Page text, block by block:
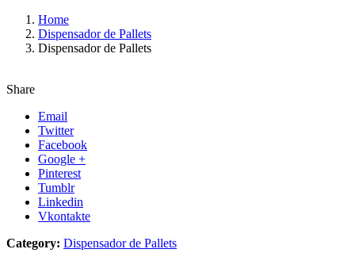
Home
Dispensador de Pallets
Dispensador de Pallets
Share
Email
Twitter
Facebook
Google +
Pinterest
Tumblr
Linkedin
Vkontakte
Category: Dispensador de Pallets